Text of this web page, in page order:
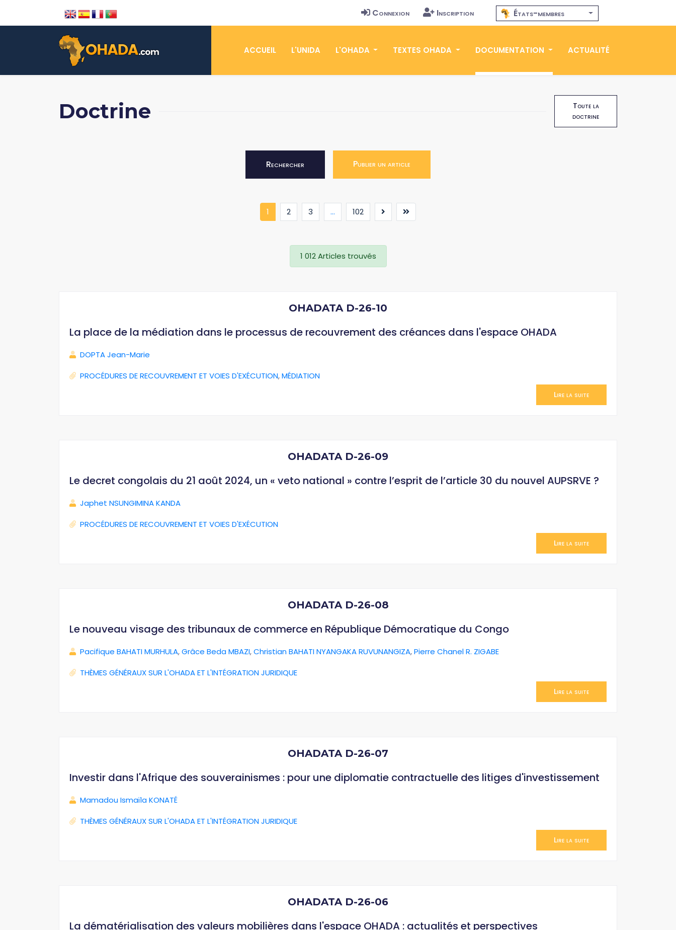
Connexion Inscription États-membres
ACCUEIL L'UNIDA L'OHADA TEXTES OHADA DOCUMENTATION ACTUALITÉ
Doctrine
Toute la
doctrine
Rechercher Publier un article
1 (current)
2 3 ... 102
1 012 Articles trouvés
OHADATA D-26-10
La place de la médiation dans le processus de recouvrement des créances dans l'espace OHADA
DOPTA Jean-Marie
PROCÉDURES DE RECOUVREMENT ET VOIES D'EXÉCUTION,MÉDIATION
Lire la suite
OHADATA D-26-09
Le decret congolais du 21 août 2024, un « veto national » contre l’esprit de l’article 30 du nouvel AUPSRVE ?
Japhet NSUNGIMINA KANDA
PROCÉDURES DE RECOUVREMENT ET VOIES D'EXÉCUTION
Lire la suite
OHADATA D-26-08
Le nouveau visage des tribunaux de commerce en République Démocratique du Congo
Pacifique BAHATI MURHULA,Grâce Beda MBAZI,Christian BAHATI NYANGAKA RUVUNANGIZA,Pierre Chanel R. ZIGABE
THÈMES GÉNÉRAUX SUR L'OHADA ET L'INTÉGRATION JURIDIQUE
Lire la suite
OHADATA D-26-07
Investir dans l'Afrique des souverainismes : pour une diplomatie contractuelle des litiges d'investissement
Mamadou Ismaïla KONATÉ
THÈMES GÉNÉRAUX SUR L'OHADA ET L'INTÉGRATION JURIDIQUE
Lire la suite
OHADATA D-26-06
La dématérialisation des valeurs mobilières dans l'espace OHADA : actualités et perspectives